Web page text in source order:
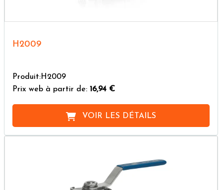
H2009
Produit:H2009
Prix web à partir de: 16,94 €
VOIR LES DÉTAILS